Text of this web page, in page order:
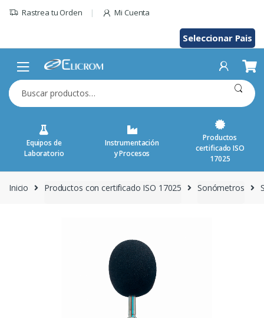
Rastrea tu Orden Mi Cuenta
Seleccionar Pais
Buscar
por:
Equipos de
Laboratorio
Instrumentación
y Procesos
Productos
certificado ISO
17025
Inicio Productos con certificado ISO 17025 Sonómetros